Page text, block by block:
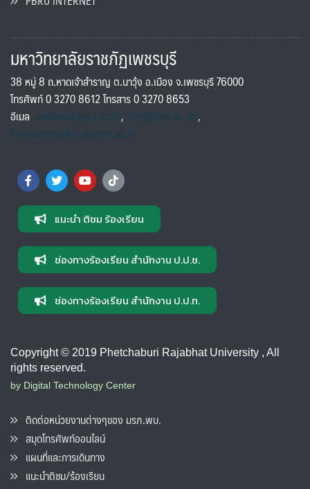
มหาวิทยาลัยราชภัฏเพชรบุรี
38 หมู่ 8 ถ.หาดเจ้าสำราญ ต.นาวุ้ง อ.เมือง จ.เพชรบุรี 76000
โทรศัพท์ 0 3270 8612 โทรสาร 0 3270 8653
อีเมล saraban@pbru.ac.th, info@pbru.ac.th,
international@mail.pbru.ac.th
แนะนำ ติชม ร้องเรียน
ช่องทางร้องเรียน สำนักงาน ป.ป.ช.
ช่องทางร้องเรียน สำนักงาน ป.ป.ท.
Copyright © 2019 Phetchaburi Rajabhat University , All
rights reserved.
by Digital Technology Center
ติดต่อหน่วยงานต่างๆของ มรภ.พบ.
สมุดโทรศัพท์ออนไลน์
แผนที่และการเดินทาง
แนะนำติชม/ร้องเรียน